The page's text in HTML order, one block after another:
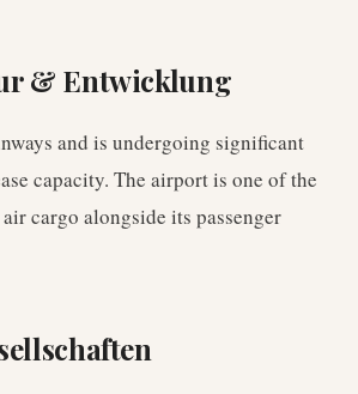
& Entwicklung
and is undergoing significant
capacity. The airport is one of the
cargo alongside its passenger